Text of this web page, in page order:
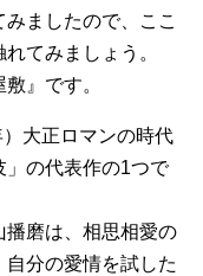
ましたので、ここ
てみましょう。
』です。
大正ロマンの時代
」の代表作の1つで
播磨は、相思相愛の
分の愛情を試した